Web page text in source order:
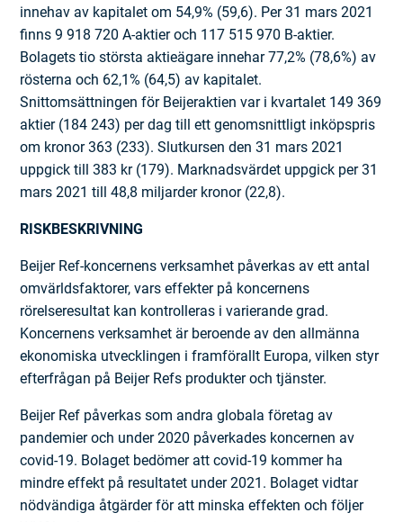
innehav av kapitalet om 54,9% (59,6). Per 31 mars 2021
finns 9 918 720 A-aktier och 117 515 970 B-aktier.
Bolagets tio största aktieägare innehar 77,2% (78,6%) av
rösterna och 62,1% (64,5) av kapitalet.
Snittomsättningen för Beijeraktien var i kvartalet 149 369
aktier (184 243) per dag till ett genomsnittligt inköpspris
om kronor 363 (233). Slutkursen den 31 mars 2021
uppgick till 383 kr (179). Marknadsvärdet uppgick per 31
mars 2021 till 48,8 miljarder kronor (22,8).
RISKBESKRIVNING
Beijer Ref-koncernens verksamhet påverkas av ett antal
omvärldsfaktorer, vars effekter på koncernens
rörelseresultat kan kontrolleras i varierande grad.
Koncernens verksamhet är beroende av den allmänna
ekonomiska utvecklingen i framförallt Europa, vilken styr
efterfrågan på Beijer Refs produkter och tjänster.
Beijer Ref påverkas som andra globala företag av
pandemier och under 2020 påverkades koncernen av
covid-19. Bolaget bedömer att covid-19 kommer ha
mindre effekt på resultatet under 2021. Bolaget vidtar
nödvändiga åtgärder för att minska effekten och följer